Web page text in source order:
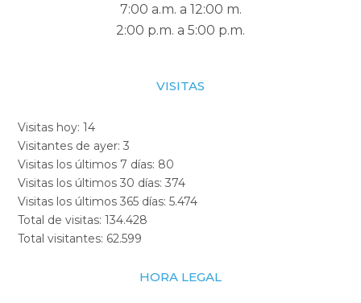
7:00 a.m. a 12:00 m.
2:00 p.m. a 5:00 p.m.
VISITAS
Visitas hoy:14
Visitantes de ayer:3
Visitas los últimos 7 días: 80
Visitas los últimos 30 días:374
Visitas los últimos 365 días:5.474
Total de visitas:134.428
Total visitantes: 62.599
HORA LEGAL